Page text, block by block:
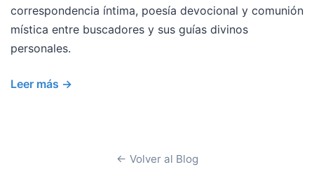
correspondencia íntima, poesía devocional y comunión
mística entre buscadores y sus guías divinos
personales.
Leer más →
← Volver al Blog